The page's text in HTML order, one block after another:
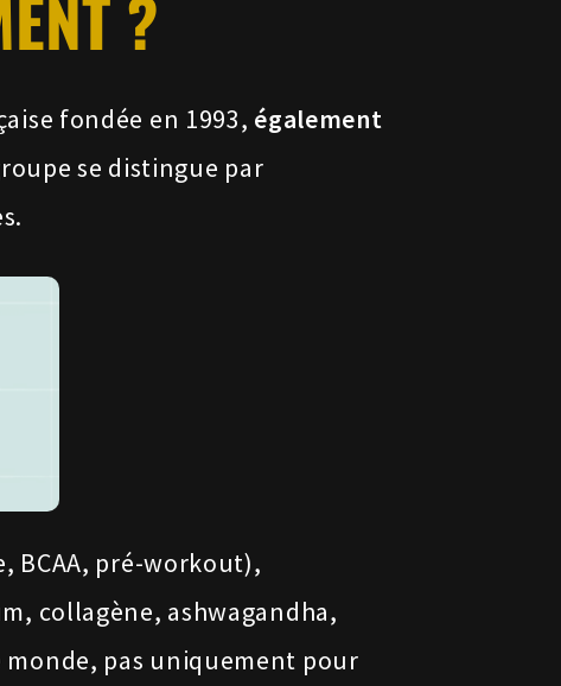
?
fondée en 1993, également
se distingue par
BCAA, pré-workout),
collagène, ashwagandha,
pas uniquement pour